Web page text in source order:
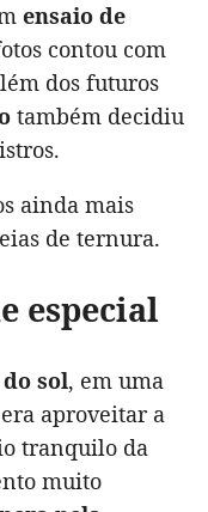
ensaio de
contou com
dos futuros
também decidiu
ainda mais
de ternura.
especial
sol, em uma
aproveitar a
tranquilo da
muito